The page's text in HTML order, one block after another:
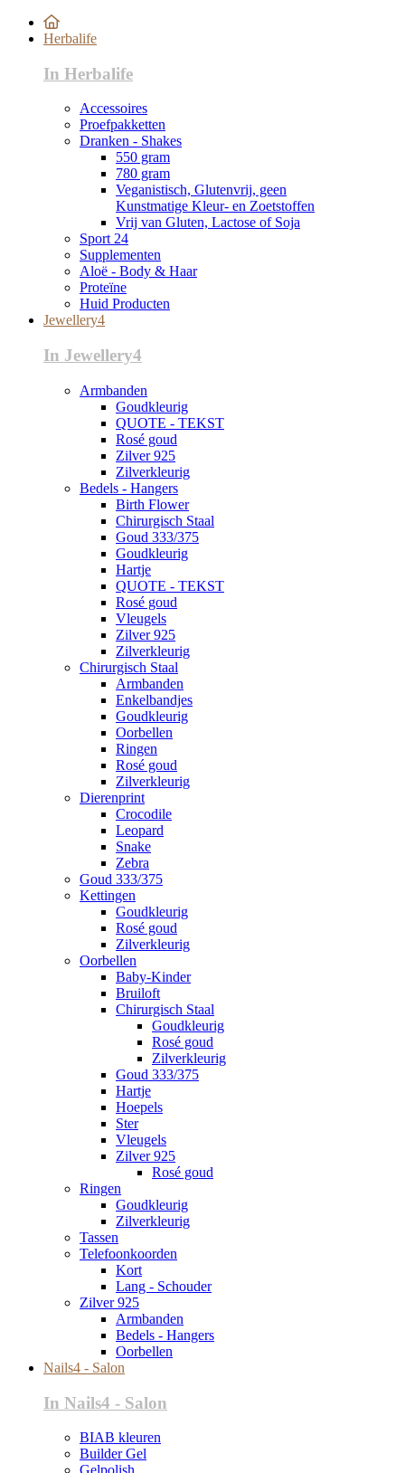
Herbalife
In Herbalife
Accessoires
Proefpakketten
Dranken - Shakes
550 gram
780 gram
Veganistisch, Glutenvrij, geen
Kunstmatige Kleur- en Zoetstoffen
Vrij van Gluten, Lactose of Soja
Sport 24
Supplementen
Aloë - Body & Haar
Proteïne
Huid Producten
Jewellery4
In Jewellery4
Armbanden
Goudkleurig
QUOTE - TEKST
Rosé goud
Zilver 925
Zilverkleurig
Bedels - Hangers
Birth Flower
Chirurgisch Staal
Goud 333/375
Goudkleurig
Hartje
QUOTE - TEKST
Rosé goud
Vleugels
Zilver 925
Zilverkleurig
Chirurgisch Staal
Armbanden
Enkelbandjes
Goudkleurig
Oorbellen
Ringen
Rosé goud
Zilverkleurig
Dierenprint
Crocodile
Leopard
Snake
Zebra
Goud 333/375
Kettingen
Goudkleurig
Rosé goud
Zilverkleurig
Oorbellen
Baby-Kinder
Bruiloft
Chirurgisch Staal
Goudkleurig
Rosé goud
Zilverkleurig
Goud 333/375
Hartje
Hoepels
Ster
Vleugels
Zilver 925
Rosé goud
Ringen
Goudkleurig
Zilverkleurig
Tassen
Telefoonkoorden
Kort
Lang - Schouder
Zilver 925
Armbanden
Bedels - Hangers
Oorbellen
Nails4 - Salon
In Nails4 - Salon
BIAB kleuren
Builder Gel